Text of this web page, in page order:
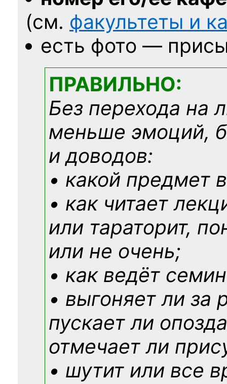
(см. факультеты и
есть фото —
ПРАВИЛЬНО:
Без перехода на
меньше эмоций,
и доводов:
• какой предмет
• как читает
или тараторит,
или не очень;
• как ведёт
• выгоняет ли за
пускает ли
отмечает ли
• шутит или все